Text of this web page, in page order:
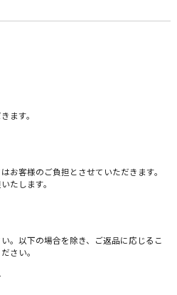
ます。
お客様のご負担とさせていただきます。
たします。
。以下の場合を除き、ご返品に応じるこ
さい。